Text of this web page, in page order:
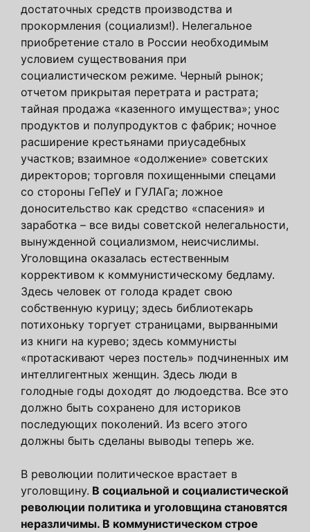
достаточных средств производства и
прокормления (социализм!). Нелегальное
приобретение стало в России необходимым
условием существования при
социалистическом режиме. Черный рынок;
отчетом прикрытая перетрата и растрата;
тайная продажа «казенного имущества»; унос
продуктов и полупродуктов с фабрик; ночное
расширение крестьянами приусадебных
участков; взаимное «одолжение» советских
директоров; торговля похищенными спецами
со стороны ГеПеУ и ГУЛАГа; ложное
доносительство как средство «спасения» и
заработка – все виды советской нелегальности,
вынужденной социализмом, неисчислимы.
Уголовщина оказалась естественным
коррективом к коммунистическому бедламу.
Здесь человек от голода крадет свою
собственную курицу; здесь библиотекарь
потихоньку торгует страницами, вырванными
из книги на курево; здесь коммунисты
«протаскивают через постель» подчиненных им
интеллигентных женщин. Здесь люди в
голодные годы доходят до людоедства. Все это
должно быть сохранено для историков
последующих поколений. Из всего этого
должны быть сделаны выводы теперь же.
В революции политическое врастает в
уголовщину. В социальной и социалистической
революции политика и уголовщина становятся
неразличимы. В коммунистическом строе